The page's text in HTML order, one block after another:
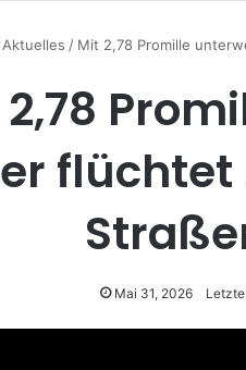
Aktuelles / Mit 2,78 Promille
Mai 31, 2026